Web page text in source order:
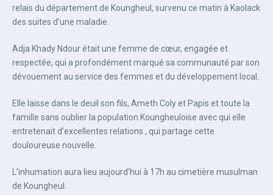
relais du département de Koungheul, survenu ce matin à Kaolack
des suites d’une maladie.
Adja Khady Ndour était une femme de cœur, engagée et
respectée, qui a profondément marqué sa communauté par son
dévouement au service des femmes et du développement local.
Elle laisse dans le deuil son fils, Ameth Coly et Papis et toute la
famille sans oublier la population Koungheuloise avec qui elle
entretenait d’excellentes relations , qui partage cette
douloureuse nouvelle.
L’inhumation aura lieu aujourd’hui à 17h au cimetière musulman
de Koungheul.